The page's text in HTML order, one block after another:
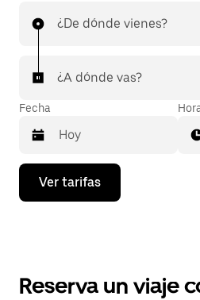
¿De dónde vienes?
¿A dónde vas?
Fecha
Presiona
flecha
el
Ver tarifas
Reserva un viaje